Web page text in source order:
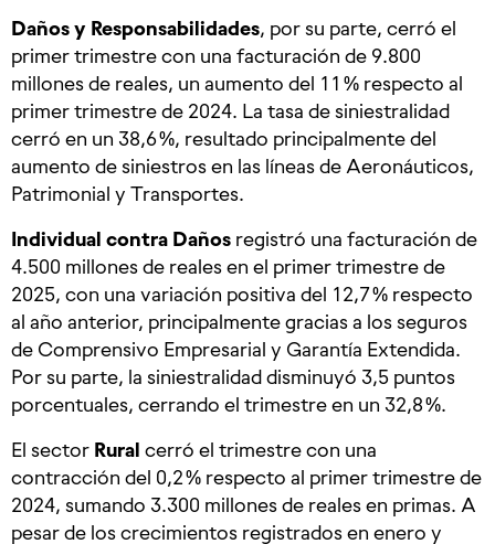
Daños y Responsabilidades, por su parte, cerró el
primer trimestre con una facturación de 9.800
millones de reales, un aumento del 11 % respecto al
primer trimestre de 2024. La tasa de siniestralidad
cerró en un 38,6 %, resultado principalmente del
aumento de siniestros en las líneas de Aeronáuticos,
Patrimonial y Transportes.
Individual contra Daños registró una facturación de
4.500 millones de reales en el primer trimestre de
2025, con una variación positiva del 12,7 % respecto
al año anterior, principalmente gracias a los seguros
de Comprensivo Empresarial y Garantía Extendida.
Por su parte, la siniestralidad disminuyó 3,5 puntos
porcentuales, cerrando el trimestre en un 32,8 %.
El sector Rural cerró el trimestre con una
contracción del 0,2 % respecto al primer trimestre de
2024, sumando 3.300 millones de reales en primas. A
pesar de los crecimientos registrados en enero y